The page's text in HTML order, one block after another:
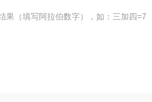
果（填写阿拉伯数字），如：三加四=7